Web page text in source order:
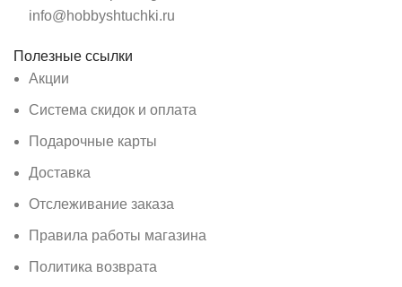
info@hobbyshtuchki.ru
Полезные ссылки
Акции
Система скидок и оплата
Подарочные карты
Доставка
Отслеживание заказа
Правила работы магазина
Политика возврата